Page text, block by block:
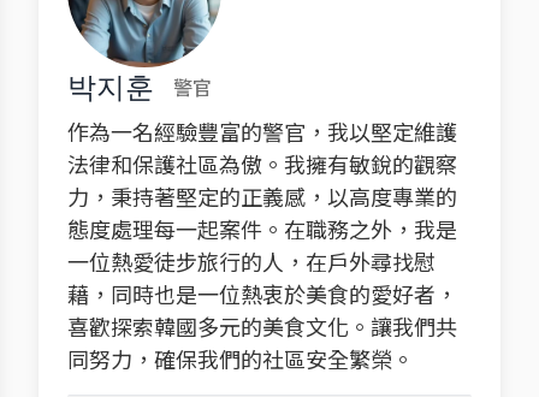
박지훈 警官
作為一名經驗豐富的警官，我以堅定維護
法律和保護社區為傲。我擁有敏銳的觀察
力，秉持著堅定的正義感，以高度專業的
態度處理每一起案件。在職務之外，我是
一位熱愛徒步旅行的人，在戶外尋找慰
藉，同時也是一位熱衷於美食的愛好者，
喜歡探索韓國多元的美食文化。讓我們共
同努力，確保我們的社區安全繁榮。